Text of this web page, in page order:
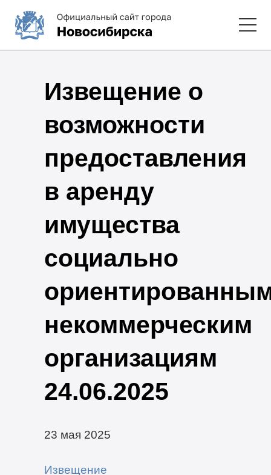
Извещение о
возможности
предоставления
в аренду
имущества
социально
некоммерческим
организациям
24.06.2025
23 мая 2025
Извещение